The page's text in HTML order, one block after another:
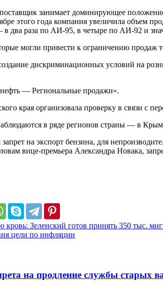
занимает доминирующее
этого года компания увеличила объем
два раза по АИ-95, в четыре по АИ-92 и
могли привести к ограничению продаж
дискриминационных условий на
— Региональные продажи».
края организовала проверку в связи с
в ряде регионов страны — в
на экспорт бензина, для
вице-премьера Александра Новака,
Зеленский готов принять 350 тыс.
цели по инфляции
на продление службы старых